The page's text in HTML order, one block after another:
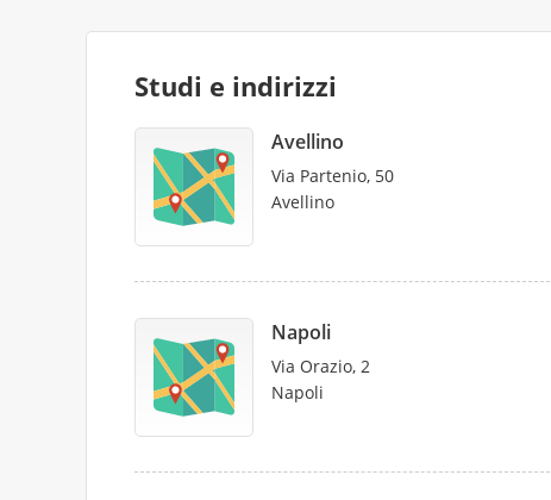
Studi e indirizzi
Avellino
Via Partenio, 50
Avellino
Napoli
Via Orazio, 2
Napoli